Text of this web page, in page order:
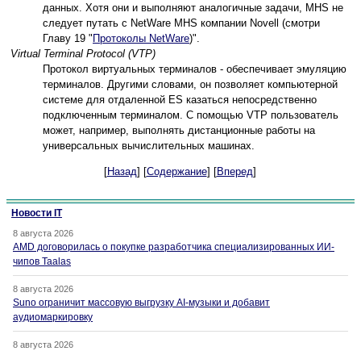
данных. Хотя они и выполняют аналогичные задачи, MHS не
следует путать с NetWare MHS компании Novell (смотри
Главу 19 " Протоколы NetWare)".
Virtual Terminal Protocol (VTP)
Протокол виртуальных терминалов - обеспечивает эмуляцию
терминалов. Другими словами, он позволяет компьютерной
системе для отдаленной ES казаться непосредственно
подключенным терминалом. С помощью VTP пользователь
может, например, выполнять дистанционные работы на
универсальных вычислительных машинах.
[Назад] [Содержание] [Вперед]
Новости IT
8 августа 2026
AMD договорилась о покупке разработчика специализированных ИИ-
чипов Taalas
8 августа 2026
Suno ограничит массовую выгрузку AI-музыки и добавит
аудиомаркировку
8 августа 2026